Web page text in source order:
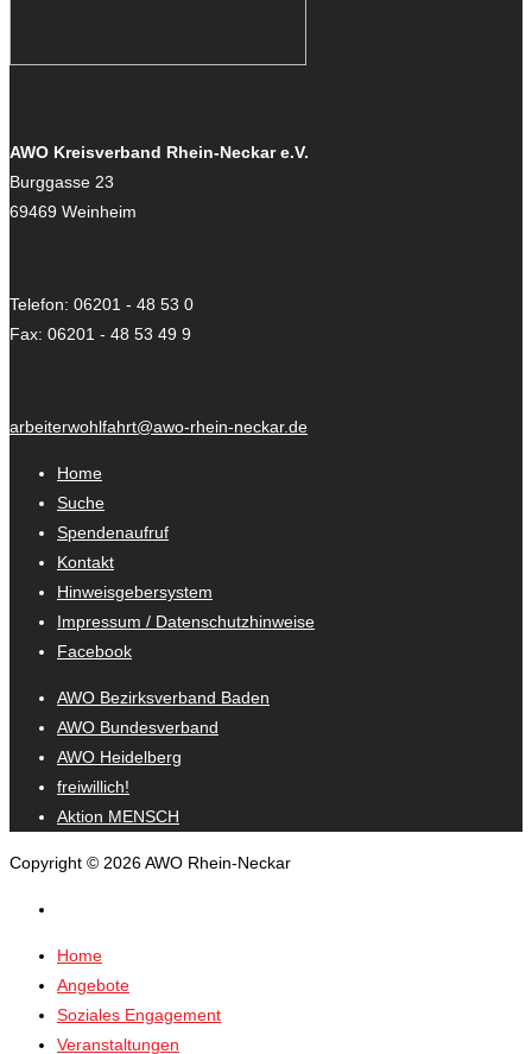
AWO Kreisverband Rhein-Neckar e.V.
Burggasse 23
69469 Weinheim
Telefon: 06201 - 48 53 0
Fax: 06201 - 48 53 49 9
arbeiterwohlfahrt@awo-rhein-neckar.de
Home
Suche
Spendenaufruf
Kontakt
Hinweisgebersystem
Impressum / Datenschutzhinweise
Facebook
AWO Bezirksverband Baden
AWO Bundesverband
AWO Heidelberg
freiwillich!
Aktion MENSCH
Copyright © 2026 AWO Rhein-Neckar
Home
Angebote
Soziales Engagement
Veranstaltungen